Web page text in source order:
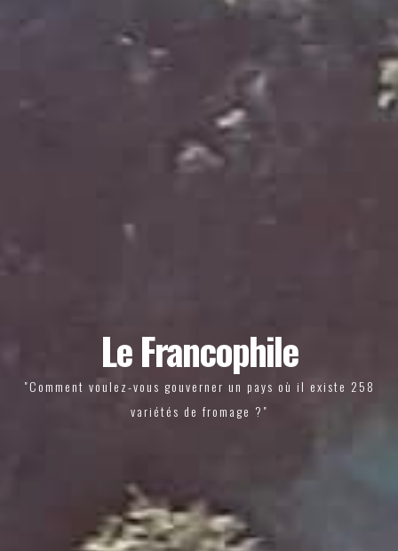
Le Francophile
"Comment voulez-vous gouverner un pays où il existe 258
variétés de fromage ?"